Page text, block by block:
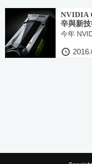
NVIDIA
辛與新
今年